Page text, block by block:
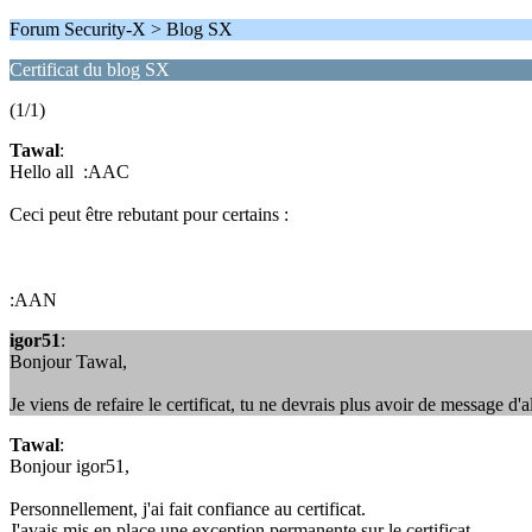
Forum Security-X > Blog SX
Certificat du blog SX
(1/1)
Tawal:
Hello all :AAC
Ceci peut être rebutant pour certains :
:AAN
igor51:
Bonjour Tawal,
Je viens de refaire le certificat, tu ne devrais plus avoir de message
Tawal:
Bonjour igor51,
Personnellement, j'ai fait confiance au certificat.